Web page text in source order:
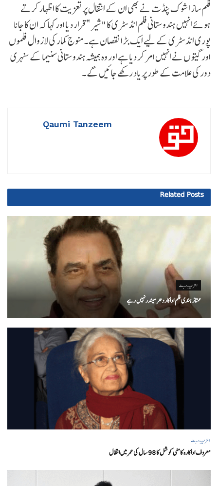
فلم ساز اشوک پنڈت نے بھی ان کے انتقال پر تعزیت کا اظہار کرتے
ہوئے انہیں ہندوستانی فلم انڈسٹری کا "شیر” قرار دیا اور کہا کہ ان کا جانا
پوری انڈسٹری کے لیے ایک بڑا نقصان ہے۔منوج کمار کی لازوال فلموں
اور گیتوں نے انہیں امر کر دیا ہے اور وہ ہمیشہ ہندوستانی سنیما کے سنہری
دور کی علامت کے طور پر یاد رکھے جائیں گے۔
Qaumi Tanzeem
Related Posts
انٹرٹینمنٹ
ممتاز ہندی فلم اداکاردھرمیندرنہیں رہے
انٹرٹینمنٹ
معروف اداکارہ کامنی کوشل کا 98 سال کی عمر میں انتقال